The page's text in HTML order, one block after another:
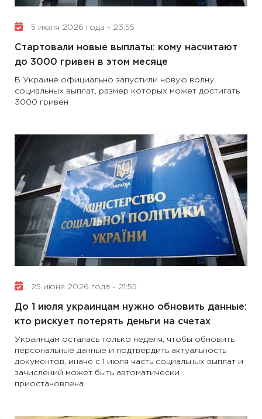
5 июля 2026 года - 23:55
Стартовали новые выплаты: кому насчитают
до 3000 гривен в этом месяце
В Украине официально запустили новую волну
социальных выплат, размер которых может достигать
3000 гривен
25 июня 2026 года - 21:55
До 1 июля украинцам нужно обновить данные:
кто рискует потерять деньги на счетах
Украинцам осталась только неделя, чтобы обновить
персональные данные и подтвердить актуальность
документов, иначе с 1 июля часть социальных выплат и
зачислений может быть автоматически
приостановлена